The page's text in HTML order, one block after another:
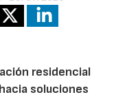
residencial
soluciones